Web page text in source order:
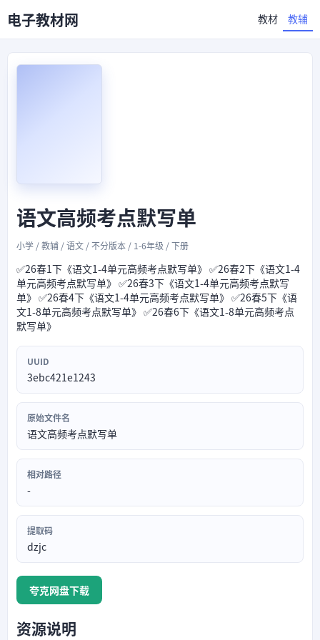
电子教材网 教材 教辅
语文高频考点默写单
小学 / 教辅 / 语文 / 不分版本 / 1-6年级 / 下册
✅26春1下《语文1-4单元高频考点默写单》 ✅26春2下《语文1-4
单元高频考点默写单》 ✅26春3下《语文1-4单元高频考点默写
单》 ✅26春4下《语文1-4单元高频考点默写单》 ✅26春5下《语
文1-8单元高频考点默写单》 ✅26春6下《语文1-8单元高频考点
默写单》
UUID
3ebc421e1243
原始文件名
语文高频考点默写单
相对路径
-
提取码
dzjc
夸克网盘下载
资源说明